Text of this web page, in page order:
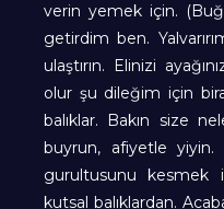
verin yemek için.
getirdim ben.
ulaştırın. Elinizi
olur şu dileğim için
balıklar. Bakın size
buyrun, afiyetle yiyin.
gurultusunu kesmek
kutsal balıklardan.